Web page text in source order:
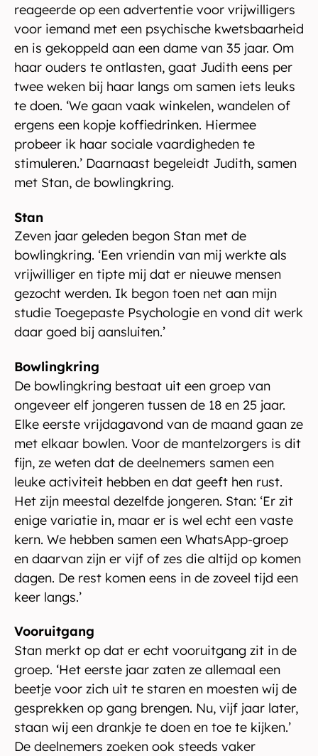
reageerde op een advertentie voor vrijwilligers
voor iemand met een psychische kwetsbaarheid
en is gekoppeld aan een dame van 35 jaar. Om
haar ouders te ontlasten, gaat Judith eens per
twee weken bij haar langs om samen iets leuks
te doen. ‘We gaan vaak winkelen, wandelen of
ergens een kopje koffiedrinken. Hiermee
probeer ik haar sociale vaardigheden te
stimuleren.’ Daarnaast begeleidt Judith, samen
met Stan, de bowlingkring.
Stan
Zeven jaar geleden begon Stan met de
bowlingkring. ‘Een vriendin van mij werkte als
vrijwilliger en tipte mij dat er nieuwe mensen
gezocht werden. Ik begon toen net aan mijn
studie Toegepaste Psychologie en vond dit werk
daar goed bij aansluiten.’
Bowlingkring
De bowlingkring bestaat uit een groep van
ongeveer elf jongeren tussen de 18 en 25 jaar.
Elke eerste vrijdagavond van de maand gaan ze
met elkaar bowlen. Voor de mantelzorgers is dit
fijn, ze weten dat de deelnemers samen een
leuke activiteit hebben en dat geeft hen rust.
Het zijn meestal dezelfde jongeren. Stan: ‘Er zit
enige variatie in, maar er is wel echt een vaste
kern. We hebben samen een WhatsApp-groep
en daarvan zijn er vijf of zes die altijd op komen
dagen. De rest komen eens in de zoveel tijd een
keer langs.’
Vooruitgang
Stan merkt op dat er echt vooruitgang zit in de
groep. ‘Het eerste jaar zaten ze allemaal een
beetje voor zich uit te staren en moesten wij de
gesprekken op gang brengen. Nu, vijf jaar later,
staan wij een drankje te doen en toe te kijken.’
De deelnemers zoeken ook steeds vaker